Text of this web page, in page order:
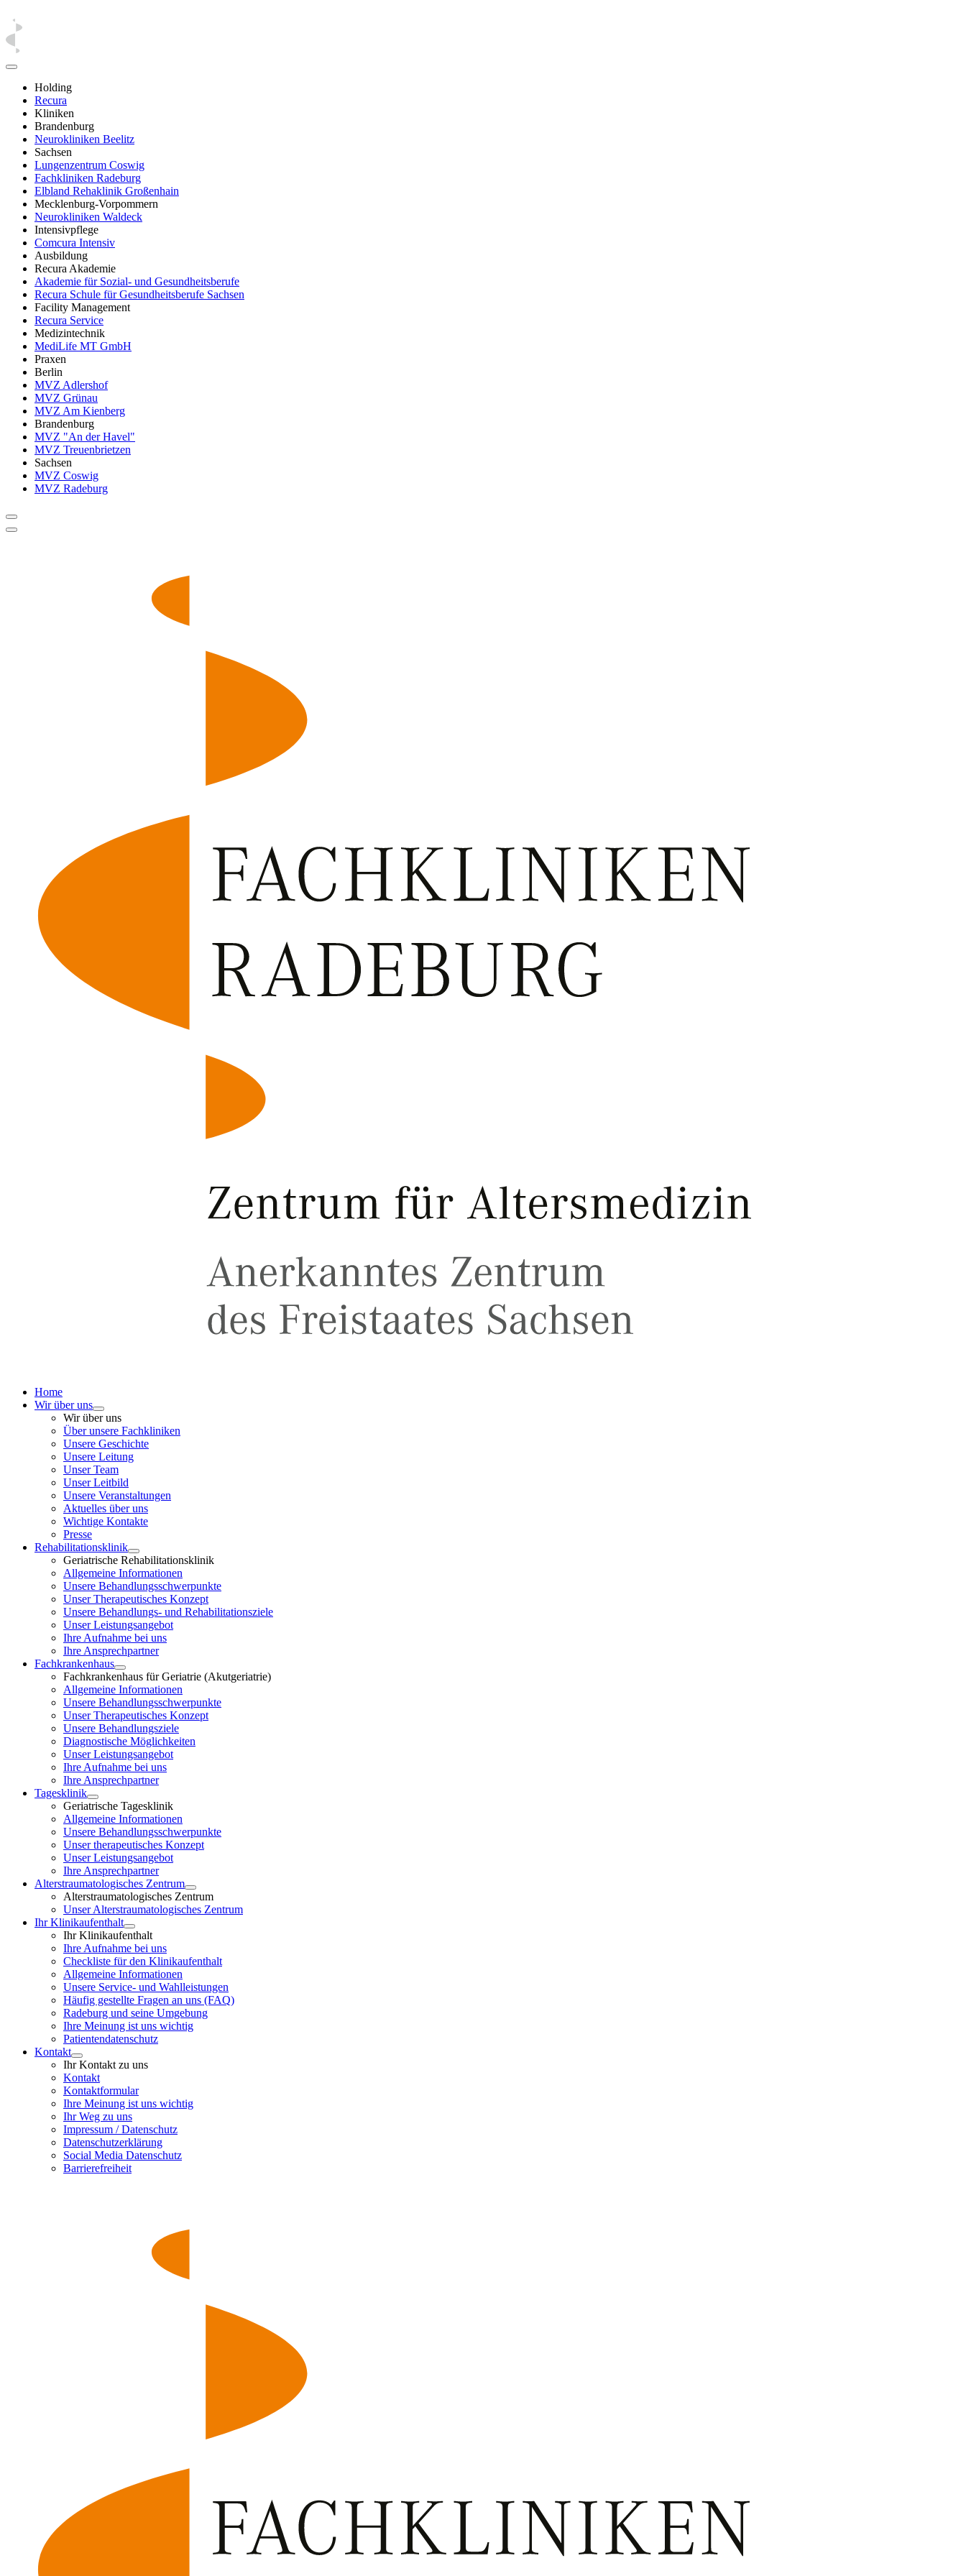
Holding
Recura
Kliniken
Brandenburg
Neurokliniken Beelitz
Sachsen
Lungenzentrum Coswig
Fachkliniken Radeburg
Elbland Rehaklinik Großenhain
Mecklenburg-Vorpommern
Neurokliniken Waldeck
Intensivpflege
Comcura Intensiv
Ausbildung
Recura Akademie
Akademie für Sozial- und Gesundheitsberufe
Recura Schule für Gesundheitsberufe Sachsen
Facility Management
Recura Service
Medizintechnik
MediLife MT GmbH
Praxen
Berlin
MVZ Adlershof
MVZ Grünau
MVZ Am Kienberg
Brandenburg
MVZ "An der Havel"
MVZ Treuenbrietzen
Sachsen
MVZ Coswig
MVZ Radeburg
Home
Wir über uns
Wir über uns
Über unsere Fachkliniken
Unsere Geschichte
Unsere Leitung
Unser Team
Unser Leitbild
Unsere Veranstaltungen
Aktuelles über uns
Wichtige Kontakte
Presse
Rehabilitationsklinik
Geriatrische Rehabilitationsklinik
Allgemeine Informationen
Unsere Behandlungsschwerpunkte
Unser Therapeutisches Konzept
Unsere Behandlungs- und Rehabilitationsziele
Unser Leistungsangebot
Ihre Aufnahme bei uns
Ihre Ansprechpartner
Fachkrankenhaus
Fachkrankenhaus für Geriatrie (Akutgeriatrie)
Allgemeine Informationen
Unsere Behandlungsschwerpunkte
Unser Therapeutisches Konzept
Unsere Behandlungsziele
Diagnostische Möglichkeiten
Unser Leistungsangebot
Ihre Aufnahme bei uns
Ihre Ansprechpartner
Tagesklinik
Geriatrische Tagesklinik
Allgemeine Informationen
Unsere Behandlungsschwerpunkte
Unser therapeutisches Konzept
Unser Leistungsangebot
Ihre Ansprechpartner
Alterstraumatologisches Zentrum
Alterstraumatologisches Zentrum
Unser Alterstraumatologisches Zentrum
Ihr Klinikaufenthalt
Ihr Klinikaufenthalt
Ihre Aufnahme bei uns
Checkliste für den Klinikaufenthalt
Allgemeine Informationen
Unsere Service- und Wahlleistungen
Häufig gestellte Fragen an uns (FAQ)
Radeburg und seine Umgebung
Ihre Meinung ist uns wichtig
Patientendatenschutz
Kontakt
Ihr Kontakt zu uns
Kontakt
Kontaktformular
Ihre Meinung ist uns wichtig
Ihr Weg zu uns
Impressum / Datenschutz
Datenschutzerklärung
Social Media Datenschutz
Barrierefreiheit